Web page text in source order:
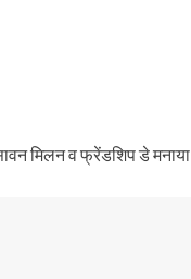
मिलन व फ्रेंडशिप डे मनाया